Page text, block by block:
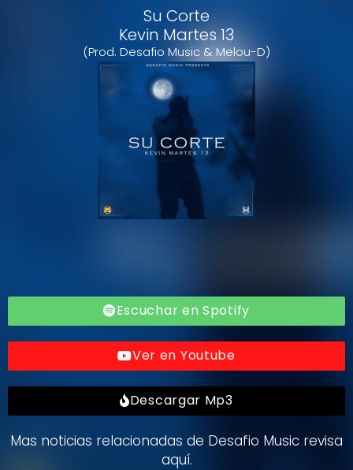
Su Corte
Kevin Martes 13
(Prod. Desafio Music & Melou-D)
Escuchar en Spotify
Ver en Youtube
Descargar Mp3
Mas noticias relacionadas de Desafio Music revisa
aquí.